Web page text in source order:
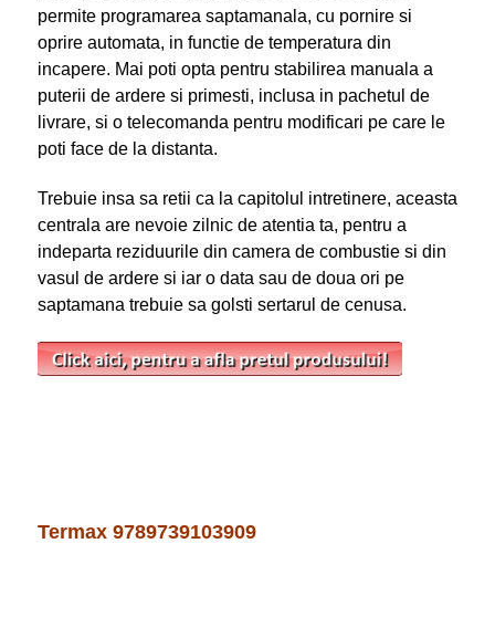
permite programarea saptamanala, cu pornire si
oprire automata, in functie de temperatura din
incapere. Mai poti opta pentru stabilirea manuala a
puterii de ardere si primesti, inclusa in pachetul de
livrare, si o telecomanda pentru modificari pe care le
poti face de la distanta.
Trebuie insa sa retii ca la capitolul intretinere, aceasta
centrala are nevoie zilnic de atentia ta, pentru a
indeparta reziduurile din camera de combustie si din
vasul de ardere si iar o data sau de doua ori pe
saptamana trebuie sa golsti sertarul de cenusa.
Termax 9789739103909